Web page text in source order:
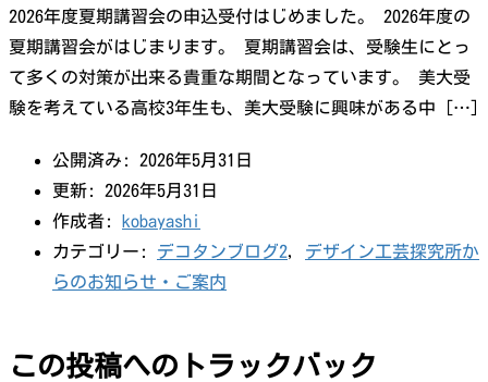
2026年度夏期講習会の申込受付はじめました。 2026年度の
夏期講習会がはじまります。 夏期講習会は、受験生にとっ
て多くの対策が出来る貴重な期間となっています。 美大受
験を考えている高校3年生も、美大受験に興味がある中 […]
公開済み: 2026年5月31日
更新: 2026年5月31日
作成者:
kobayashi
カテゴリー: デコタンブログ2, デザイン工芸探究所か
らのお知らせ・ご案内
この投稿へのトラックバック